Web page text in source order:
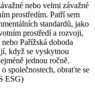
nebo velmi závažné
prostředím. Patří sem
standardů, jako
prostředí a rozvoji,
Pařížská dohoda
když se vyskytnou
jednou ročně.
společnostech, obraťte se
ESG)